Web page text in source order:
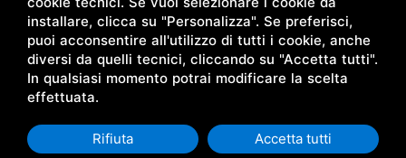
fisc. 01504880384 |Privacy Policy|Sitemap|Rna
trasparenza aiuti|Rna trasparenza aiuti 2|Rna trasparenza
installare, clicca su "Personalizza". Se preferisci,
puoi acconsentire all'utilizzo di tutti i cookie, anche
diversi da quelli tecnici, cliccando su "Accetta tutti".
In qualsiasi momento potrai modificare la scelta
effettuata.
Rifiuta Accetta tutti